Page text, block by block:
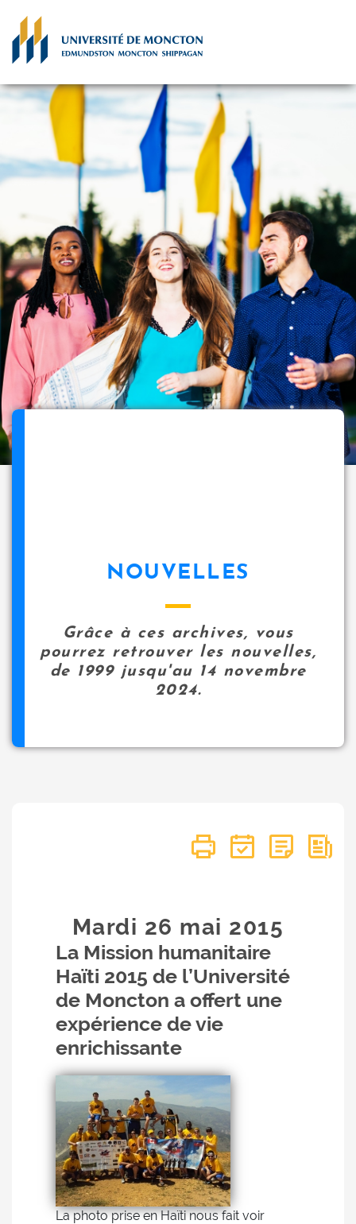
NOUVELLES
Grâce à ces archives, vous
pourrez retrouver les nouvelles,
de 1999 jusqu'au 14 novembre
2024.
Mardi 26 mai 2015
La Mission humanitaire
Haïti 2015 de l’Université
de Moncton a offert une
expérience de vie
enrichissante
La photo prise en Haïti nous fait voir